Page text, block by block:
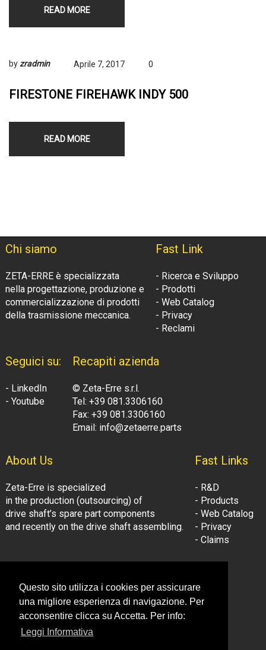
Questo sito utilizza i cookies per assicurare
una migliore esperienza di navigazione. Per
acconsentire clicca su Accetta. Per info:
Leggi Informativa
READ MORE
by zradmin Aprile 7, 2017 0
FIRESTONE FIREHAWK INDY 500
READ MORE
Chi siamo
ZETA-ERRE è specializzata
nella progettazione, produzione e
commercializzazione di prodotti
della trasmissione meccanica.
Fast Link
- Ricerca e Sviluppo
- Prodotti
- Web Catalog
- Privacy
- Reclami
Seguici su:
- LinkedIn
- Youtube
Recapiti azienda
© Zeta-Erre s.r.l.
Tel: +39 081.3306160
Fax: +39 081.3306160
Email: info@zetaerre.parts
About Us
Zeta-Erre is specialized
in the production (outsourcing) of
drive shaft’s spare part components
and recently on the drive shaft assembling.
Fast Links
- R&D
- Products
- Web Catalog
- Privacy
- Claims
- LinkedIn
- Youtube
© Zeta-Erre s.r.l.
Tel: +39 081.3306160
Fax: +39 081.3306160
Email: info@zetaerre.eu